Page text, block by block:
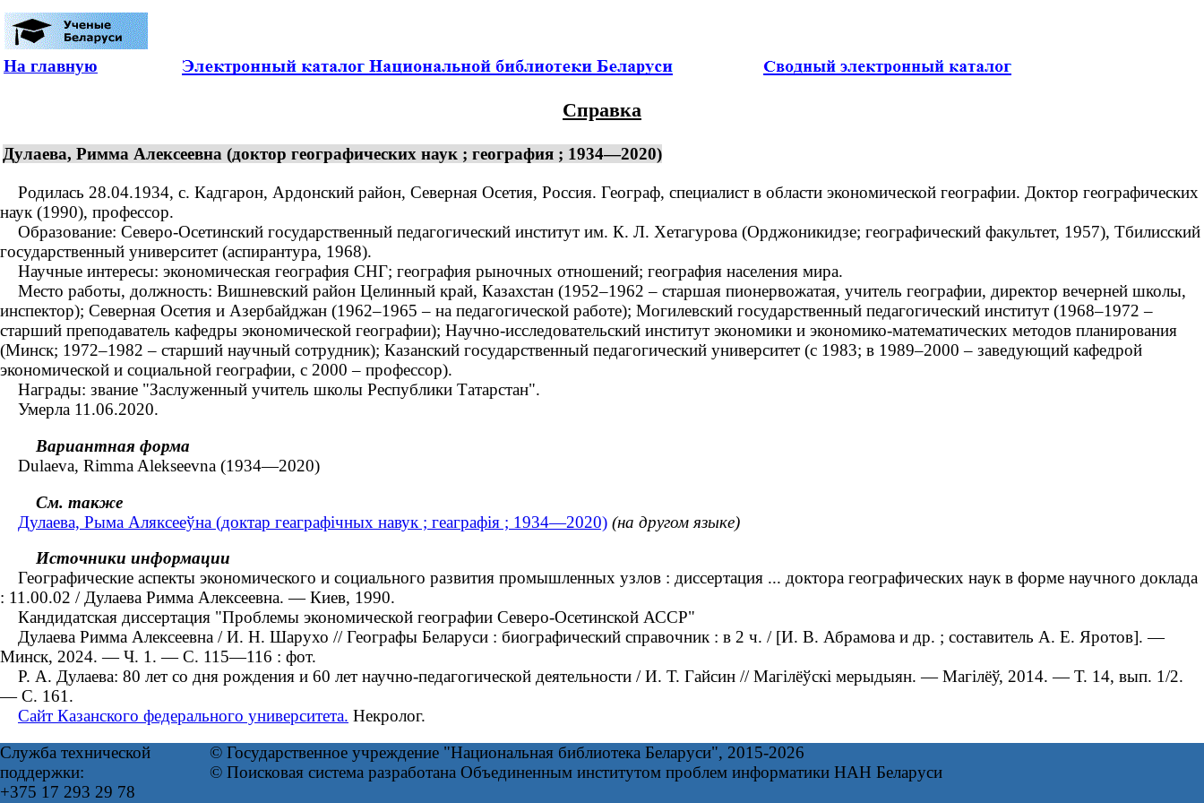
На главную
Справка
Дулаева, Римма Алексеевна (доктор географических наук ; география ; 1934—2020)
Родилась 28.04.1934, с. Кадгарон, Ардонский район, Северная Осетия, Россия. Географ, специалист в области экономической географии. Доктор географических
наук (1990), профессор.
Образование: Северо-Осетинский государственный педагогический институт им. К. Л. Хетагурова (Орджоникидзе; географический факультет, 1957), Тбилисский
государственный университет (аспирантура, 1968).
Научные интересы: экономическая география СНГ; география рыночных отношений; география населения мира.
Место работы, должность: Вишневский район Целинный край, Казахстан (1952–1962 – старшая пионервожатая, учитель географии, директор вечерней школы,
инспектор); Северная Осетия и Азербайджан (1962–1965 – на педагогической работе); Могилевский государственный педагогический институт (1968–1972 –
старший преподаватель кафедры экономической географии); Научно-исследовательский институт экономики и экономико-математических методов планирования
(Минск; 1972–1982 – старший научный сотрудник); Казанский государственный педагогический университет (с 1983; в 1989–2000 – заведующий кафедрой
экономической и социальной географии, с 2000 – профессор).
Награды: звание "Заслуженный учитель школы Республики Татарстан".
Умерла 11.06.2020.
Вариантная форма
Dulaeva, Rimma Alekseevna (1934—2020)
См. также
Дулаева, Рыма Аляксееўна (доктар геаграфічных навук ; геаграфія ; 1934—2020) (на другом языке)
Источники информации
Географические аспекты экономического и социального развития промышленных узлов : диссертация ... доктора географических наук в форме научного доклада
: 11.00.02 / Дулаева Римма Алексеевна. — Киев, 1990.
Кандидатская диссертация "Проблемы экономической географии Северо-Осетинской АССР"
Дулаева Римма Алексеевна / И. Н. Шарухо // Географы Беларуси : биографический справочник : в 2 ч. / [И. В. Абрамова и др. ; составитель А. Е. Яротов]. ―
Минск, 2024. — Ч. 1. — С. 115—116 : фот.
Р. А. Дулаева: 80 лет со дня рождения и 60 лет научно-педагогической деятельности / И. Т. Гайсин // Магілёўскі мерыдыян. — Магілёў, 2014. — Т. 14, вып. 1/2.
— С. 161.
Сайт Казанского федерального университета. Некролог.
Служба технической
поддержки:
+375 17 293 29 78
© Государственное учреждение "Национальная библиотека Беларуси", 2015-2026
© Поисковая система разработана Объединенным институтом проблем информатики НАН Беларуси